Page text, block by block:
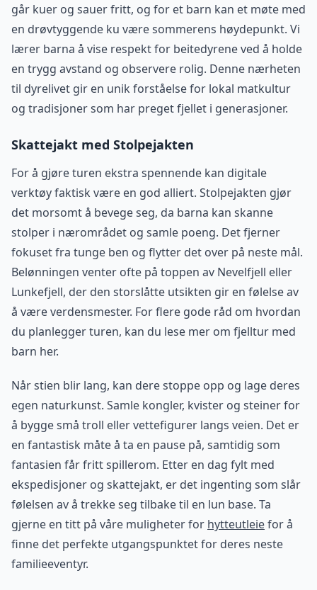
går kuer og sauer fritt, og for et barn kan et møte med
en drøvtyggende ku være sommerens høydepunkt. Vi
lærer barna å vise respekt for beitedyrene ved å holde
en trygg avstand og observere rolig. Denne nærheten
til dyrelivet gir en unik forståelse for lokal matkultur
og tradisjoner som har preget fjellet i generasjoner.
Skattejakt med Stolpejakten
For å gjøre turen ekstra spennende kan digitale
verktøy faktisk være en god alliert. Stolpejakten gjør
det morsomt å bevege seg, da barna kan skanne
stolper i nærområdet og samle poeng. Det fjerner
fokuset fra tunge ben og flytter det over på neste mål.
Belønningen venter ofte på toppen av Nevelfjell eller
Lunkefjell, der den storslåtte utsikten gir en følelse av
å være verdensmester. For flere gode råd om hvordan
du planlegger turen, kan du lese mer om fjelltur med
barn her.
Når stien blir lang, kan dere stoppe opp og lage deres
egen naturkunst. Samle kongler, kvister og steiner for
å bygge små troll eller vettefigurer langs veien. Det er
en fantastisk måte å ta en pause på, samtidig som
fantasien får fritt spillerom. Etter en dag fylt med
ekspedisjoner og skattejakt, er det ingenting som slår
følelsen av å trekke seg tilbake til en lun base. Ta
gjerne en titt på våre muligheter for hytteutleiefor å
finne det perfekte utgangspunktet for deres neste
familieeventyr.